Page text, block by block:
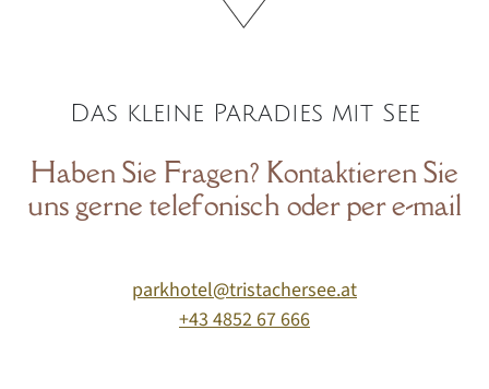
Das kleine Paradies mit See
Haben Sie Fragen? Kontaktieren Sie
uns gerne telefonisch oder per e-mail
parkhotel@tristachersee.at
+43 4852 67 666